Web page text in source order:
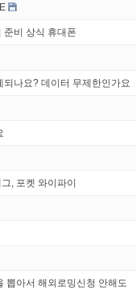
준비 상식 휴대폰
나요? 데이터 무제한인가요
, 포켓 와이파이
뽑아서 해외로밍신청 안해도